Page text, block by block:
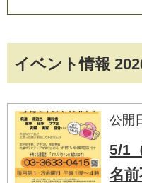
イベント情報
公開
5/1
名